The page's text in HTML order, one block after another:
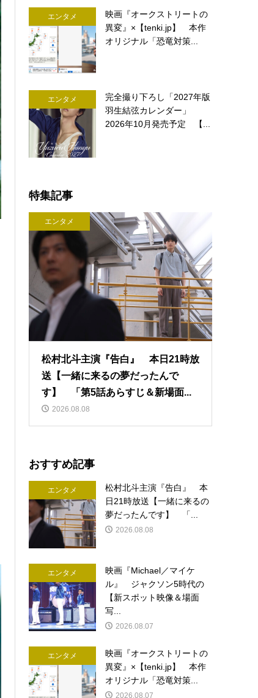
エンタメ
映画『オークストリートの
異変』×【tenki.jp】 本作
オリジナル「恐竜対策...
エンタメ
完全撮り下ろし「2027年版
羽生結弦カレンダー」
2026年10月発売予定 【...
特集記事
エンタメ
松村北斗主演『告白』 本日21時放
送【一緒に来るの夢だったんで
す】 「第5話あらすじ＆新場面...
2026.08.08
おすすめ記事
エンタメ
松村北斗主演『告白』 本
日21時放送【一緒に来るの
夢だったんです】 「...
2026.08.08
エンタメ
映画『Michael／マイケ
ル』 ジャクソン5時代の
【新スポット映像＆場面
写...
2026.08.07
エンタメ
映画『オークストリートの
異変』×【tenki.jp】 本作
オリジナル「恐竜対策...
2026.08.07